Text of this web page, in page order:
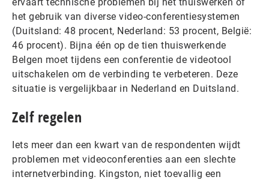
het gebruik van diverse video-conferentiesystemen
(Duitsland: 48 procent, Nederland: 53 procent, België:
46 procent). Bijna één op de tien thuiswerkende
Belgen moet tijdens een conferentie de videotool
uitschakelen om de verbinding te verbeteren. Deze
situatie is vergelijkbaar in Nederland en Duitsland.
Zelf regelen
Iets meer dan een kwart van de respondenten wijdt
problemen met videoconferenties aan een slechte
internetverbinding. Kingston, niet toevallig een